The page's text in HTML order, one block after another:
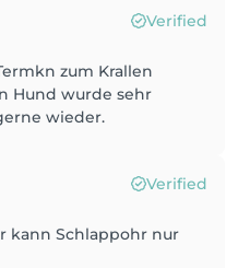
Verified
zum Krallen
Hund wurde sehr
wieder.
Verified
kann Schlappohr nur